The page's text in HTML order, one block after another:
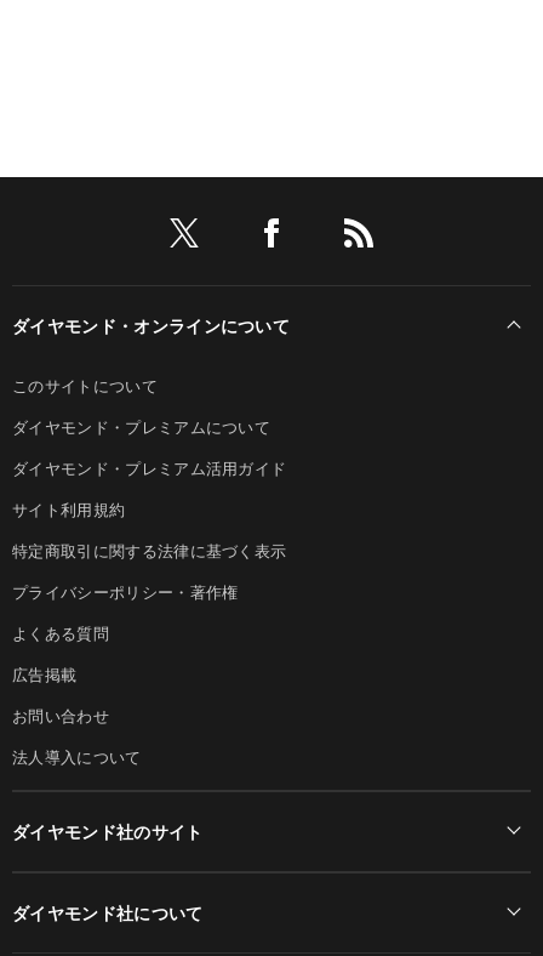
ダイヤモンド・オンラインについて
このサイトについて
ダイヤモンド・プレミアムについて
ダイヤモンド・プレミアム活用ガイド
サイト利用規約
特定商取引に関する法律に基づく表示
プライバシーポリシー・著作権
よくある質問
広告掲載
お問い合わせ
法人導入について
ダイヤモンド社のサイト
ダイヤモンド社について